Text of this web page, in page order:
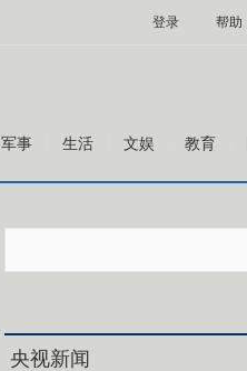
帮助
登录
军事 生活 文娱 教育
央视新闻